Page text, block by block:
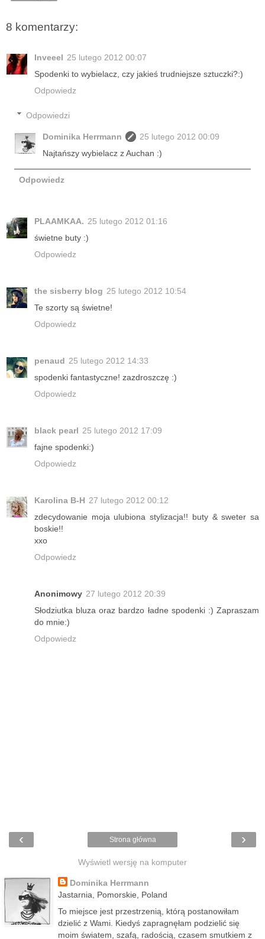
8 komentarzy:
Inveeel 25 lutego 2012 00:07
Spodenki to wybielacz, czy jakieś trudniejsze sztuczki?:)
Odpowiedz
Odpowiedzi
Dominika Herrmann
25 lutego 2012 00:09
Najtańszy wybielacz z Auchan :)
Odpowiedz
PLAAMKAA. 25 lutego 2012 01:16
świetne buty :)
Odpowiedz
the sisberry blog 25 lutego 2012 10:54
Te szorty są świetne!
Odpowiedz
penaud 25 lutego 2012 14:33
spodenki fantastyczne! zazdroszczę :)
Odpowiedz
black pearl 25 lutego 2012 17:09
fajne spodenki:)
Odpowiedz
Karolina B-H 27 lutego 2012 00:12
zdecydowanie moja ulubiona stylizacja!! buty & sweter sa
boskie!!
xxo
Odpowiedz
Anonimowy 27 lutego 2012 20:39
Słodziutka bluza oraz bardzo ładne spodenki :) Zapraszam
do mnie:)
Odpowiedz
‹ ›
Strona główna
Wyświetl wersję na komputer
Dominika Herrmann
Jastarnia, Pomorskie, Poland
To miejsce jest przestrzenią, którą postanowiłam
dzielić z Wami. Kiedyś zapragnęłam podzielić się
moim światem, szafą, radością, czasem smutkiem z